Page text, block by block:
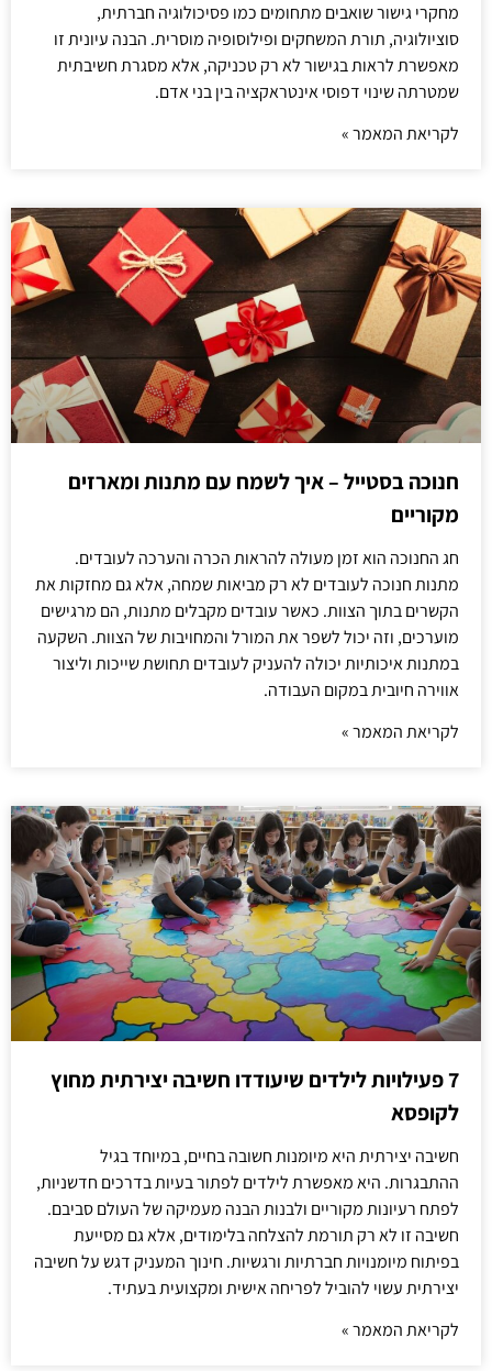
מחקרי גישור שואבים מתחומים כמו פסיכולוגיה חברתית,
סוציולוגיה, תורת המשחקים ופילוסופיה מוסרית. הבנה עיונית זו
מאפשרת לראות בגישור לא רק טכניקה, אלא מסגרת חשיבתית
שמטרתה שינוי דפוסי אינטראקציה בין בני אדם.
לקריאת המאמר »
חנוכה בסטייל – איך לשמח עם מתנות ומארזים
מקוריים
חג החנוכה הוא זמן מעולה להראות הכרה והערכה לעובדים.
מתנות חנוכה לעובדים לא רק מביאות שמחה, אלא גם מחזקות את
הקשרים בתוך הצוות. כאשר עובדים מקבלים מתנות, הם מרגישים
מוערכים, וזה יכול לשפר את המורל והמחויבות של הצוות. השקעה
במתנות איכותיות יכולה להעניק לעובדים תחושת שייכות וליצור
אווירה חיובית במקום העבודה.
לקריאת המאמר »
7 פעילויות לילדים שיעודדו חשיבה יצירתית מחוץ
לקופסא
חשיבה יצירתית היא מיומנות חשובה בחיים, במיוחד בגיל
ההתבגרות. היא מאפשרת לילדים לפתור בעיות בדרכים חדשניות,
לפתח רעיונות מקוריים ולבנות הבנה מעמיקה של העולם סביבם.
חשיבה זו לא רק תורמת להצלחה בלימודים, אלא גם מסייעת
בפיתוח מיומנויות חברתיות ורגשיות. חינוך המעניק דגש על חשיבה
יצירתית עשוי להוביל לפריחה אישית ומקצועית בעתיד.
לקריאת המאמר »